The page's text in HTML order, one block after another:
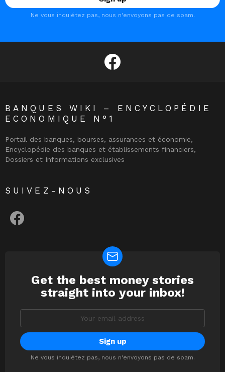
Ne vous inquiétez pas, nous n'envoyons pas de spam.
facebook
BANQUES WIKI – ENCYCLOPÉDIE
ECONOMIQUE N°1
Portail des banques, bourses, assurances et économie,
Encyclopédie des banques et établissements financiers,
Dossiers et Informations exclusives
SUIVEZ-NOUS
NEWSLETTER
Get the best money stories
straight into your inbox!
Ne vous inquiétez pas, nous n'envoyons pas de spam.